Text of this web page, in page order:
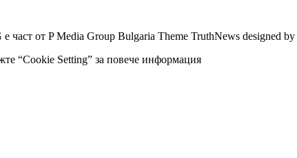
част от P Media Group Bulgaria Theme TruthNews designed by
“Cookie Setting” за повече информация